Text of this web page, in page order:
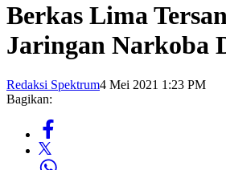
Berkas Lima
Jaringan Narkoba
Redaksi Spektrum4 Mei 2021 1:23 PM
Bagikan: